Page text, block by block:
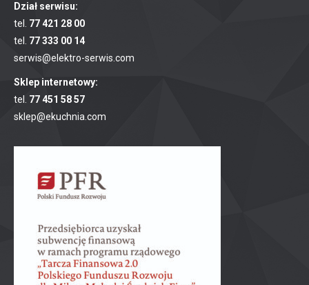
Dział serwisu:
tel. 77 421 28 00
tel. 77 333 00 14
serwis@elektro-serwis.com
Sklep internetowy:
tel. 77 451 58 57
sklep@ekuchnia.com